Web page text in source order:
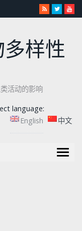
样性
活动的影响
language:
English
中文